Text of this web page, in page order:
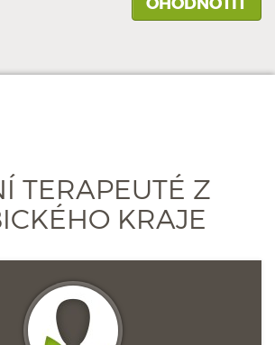
TERAPEUTÉ Z
KRAJE